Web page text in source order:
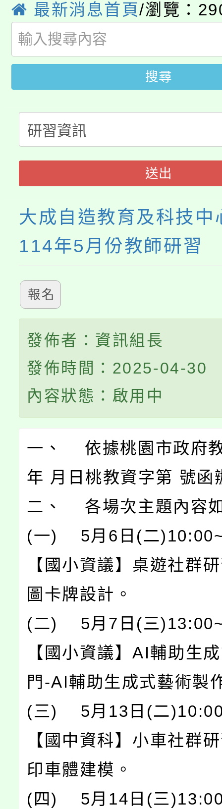
局官網。
8月14至27日，桃園電
開!
115年桃園市運動會8/
田徑場及游泳池舉行。
桃園市低收入戶享有免
視費優惠，中低收入戶
半價優惠，詳情可洽有
者。
大園自造教育及科技中
份教師增能研習
大溪自造教育及科技中
份教師研習
淨零綠生活教案入校路
會
115年食農教育專業人
程
最新消息首頁/瀏覽：
搜尋
送出
大成自造教育及科技中
114年5月份教師研習
報名
發佈者：資訊組長
發佈時間：2025-04-30
內容狀態：啟用中
一、 依據桃園市政府
年 月日桃教資字第 號函
二、 各場次主題內容
(一) 5月6日(二
【國小資議】桌遊社群
圖卡牌設計。
(二) 5月7日(三
【國小資議】AI輔助生
門-AI輔助生成式藝術製
(三) 5月13日(二
【國中資科】小車社群
印車體建模。
(四) 5月14日(三